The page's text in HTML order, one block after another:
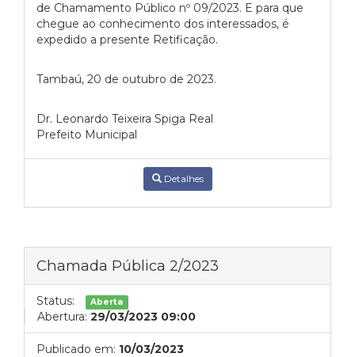
de Chamamento Público nº 09/2023. E para que
chegue ao conhecimento dos interessados, é
expedido a presente Retificação.
Tambaú, 20 de outubro de 2023.
Dr. Leonardo Teixeira Spiga Real
Prefeito Municipal
Detalhes
Chamada Pública 2/2023
Status: Aberta
Abertura: 29/03/2023 09:00
Publicado em: 10/03/2023